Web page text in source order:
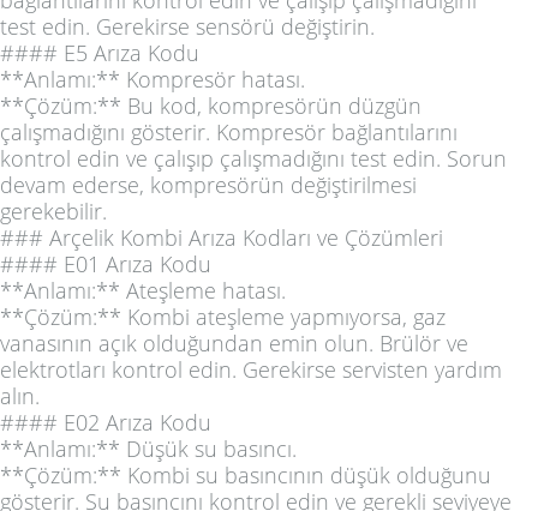
test edin. Gerekirse sensörü değiştirin.
#### E5 Arıza Kodu
**Anlamı:** Kompresör hatası.
**Çözüm:** Bu kod, kompresörün düzgün
çalışmadığını gösterir. Kompresör bağlantılarını
kontrol edin ve çalışıp çalışmadığını test edin. Sorun
devam ederse, kompresörün değiştirilmesi
gerekebilir.
### Arçelik Kombi Arıza Kodları ve Çözümleri
#### E01 Arıza Kodu
**Anlamı:** Ateşleme hatası.
**Çözüm:** Kombi ateşleme yapmıyorsa, gaz
vanasının açık olduğundan emin olun. Brülör ve
elektrotları kontrol edin. Gerekirse servisten yardım
alın.
#### E02 Arıza Kodu
**Anlamı:** Düşük su basıncı.
**Çözüm:** Kombi su basıncının düşük olduğunu
gösterir. Su basıncını kontrol edin ve gerekli seviyeye